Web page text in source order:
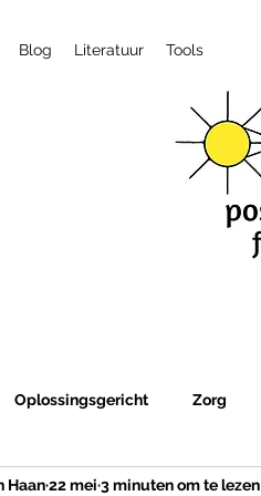
Blog Literatuur Tools
Oplossingsgericht Zorg
Haan22 mei 3 minuten om te lezen